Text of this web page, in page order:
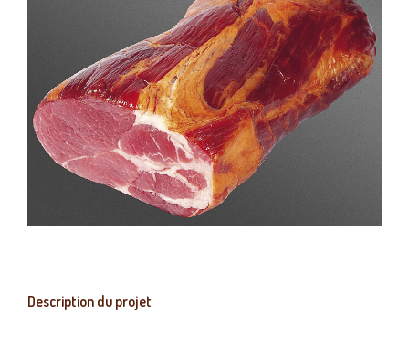
Description du projet